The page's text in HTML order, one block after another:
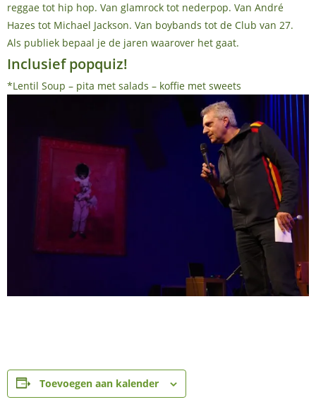
reggae tot hip hop. Van glamrock tot nederpop. Van André
Hazes tot Michael Jackson. Van boybands tot de Club van 27.
Als publiek bepaal je de jaren waarover het gaat.
Inclusief popquiz!
*Lentil Soup – pita met salads – koffie met sweets
Toevoegen aan kalender